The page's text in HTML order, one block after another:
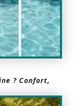
? Confort,